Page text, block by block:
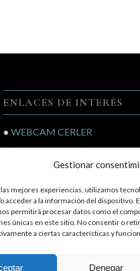
Gestionar
mejores experiencias, utilizamos
acceder a la información del dispositivo.
permitirá procesar datos como el
únicas en este sitio. No consentir o
a ciertas características y
Denegar
ENLACES DE INTERÉS
●WEBCAM CERLER